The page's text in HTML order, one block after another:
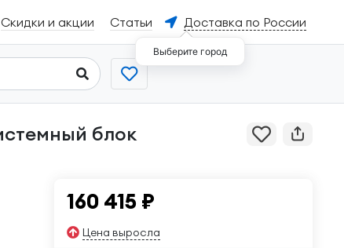
Скидки и акции Статьи Доставка по России
Выберите город
160 415 ₽
Цена выросла